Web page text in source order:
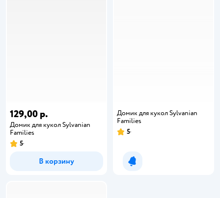
129,00 р.
Домик для кукол Sylvanian
Families
5
В корзину
Домик для кукол Sylvanian
Families
5
Уведомить о появлении